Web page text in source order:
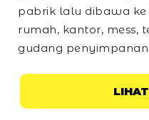
pabrik lalu dibawa ke
rumah, kantor, mess,
gudang penyimpanan.